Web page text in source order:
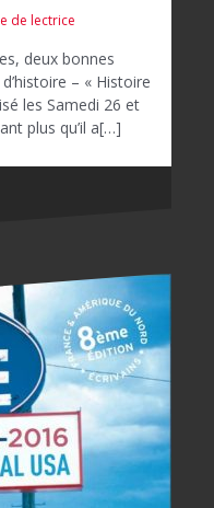
de lectrice
deux bonnes
– « Histoire
les Samedi 26 et
plus qu’il a[…]